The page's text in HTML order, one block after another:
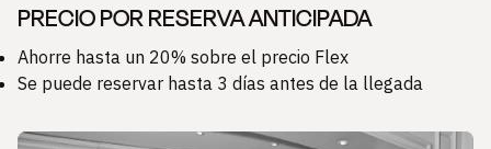
PRECIO POR RESERVA ANTICIPADA
Ahorre hasta un 20% sobre el precio Flex
Se puede reservar hasta 3 días antes de la llegada